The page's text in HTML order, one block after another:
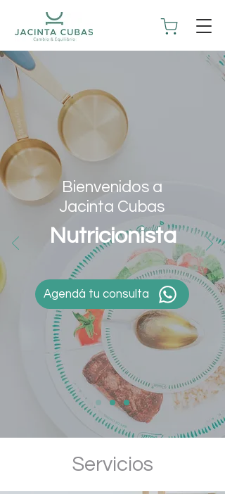
Bienvenidos a
Jacinta Cubas
Nutricionista
Agendá tu consulta
Servicios